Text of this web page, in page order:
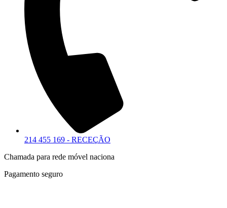
214 455 169 - RECEÇÃO
Chamada para rede móvel naciona
Pagamento seguro